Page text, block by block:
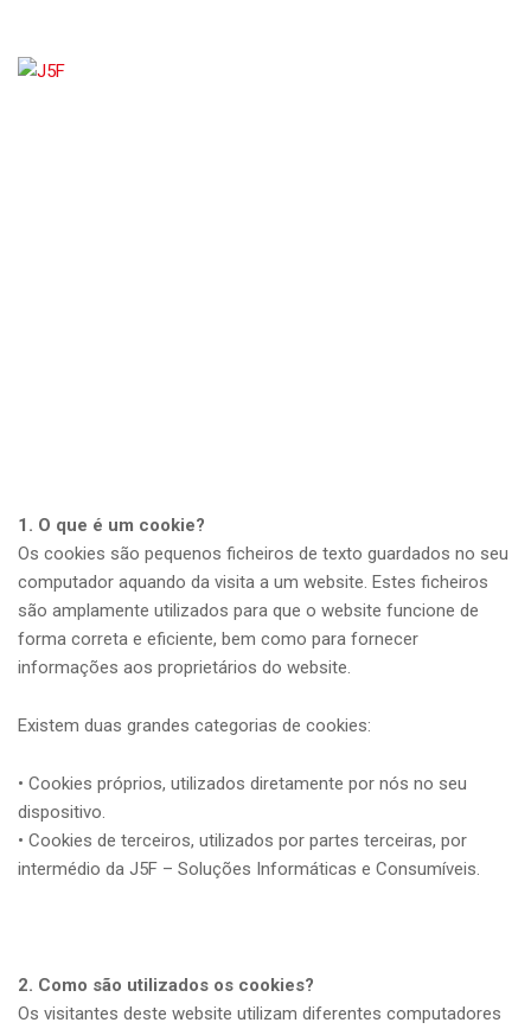
content
1. O que é um cookie?
Os cookies são pequenos ficheiros de texto guardados no seu
computador aquando da visita a um website. Estes ficheiros
são amplamente utilizados para que o website funcione de
forma correta e eficiente, bem como para fornecer
informações aos proprietários do website.
Existem duas grandes categorias de cookies:
• Cookies próprios, utilizados diretamente por nós no seu
dispositivo.
• Cookies de terceiros, utilizados por partes terceiras, por
intermédio da J5F – Soluções Informáticas e Consumíveis.
2. Como são utilizados os cookies?
Os visitantes deste website utilizam diferentes computadores